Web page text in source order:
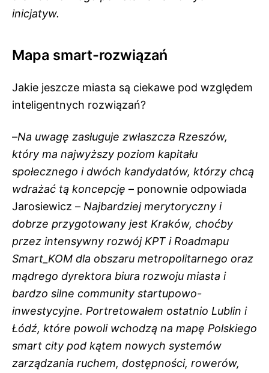
inicjatyw.
Mapa smart-rozwiązań
Jakie jeszcze miasta są ciekawe pod względem
inteligentnych rozwiązań?
–Na uwagę zasługuje zwłaszcza Rzeszów,
który ma najwyższy poziom kapitału
społecznego i dwóch kandydatów, którzy chcą
wdrażać tą koncepcję – ponownie odpowiada
Jarosiewicz – Najbardziej merytoryczny i
dobrze przygotowany jest Kraków, choćby
przez intensywny rozwój KPT i Roadmapu
Smart_KOM dla obszaru metropolitarnego oraz
mądrego dyrektora biura rozwoju miasta i
bardzo silne community startupowo-
inwestycyjne. Portretowałem ostatnio Lublin i
Łódź, które powoli wchodzą na mapę Polskiego
smart city pod kątem nowych systemów
zarządzania ruchem, dostępności, rowerów,